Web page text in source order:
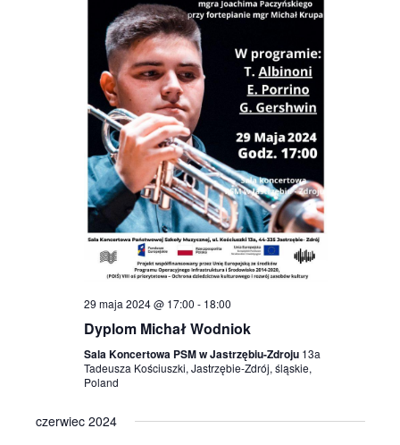
29 maja 2024 @ 17:00 - 18:00
Dyplom Michał Wodniok
Sala Koncertowa PSM w Jastrzębiu-Zdroju 13a
Tadeusza Kościuszki, Jastrzębie-Zdrój, śląskie,
Poland
czerwiec 2024